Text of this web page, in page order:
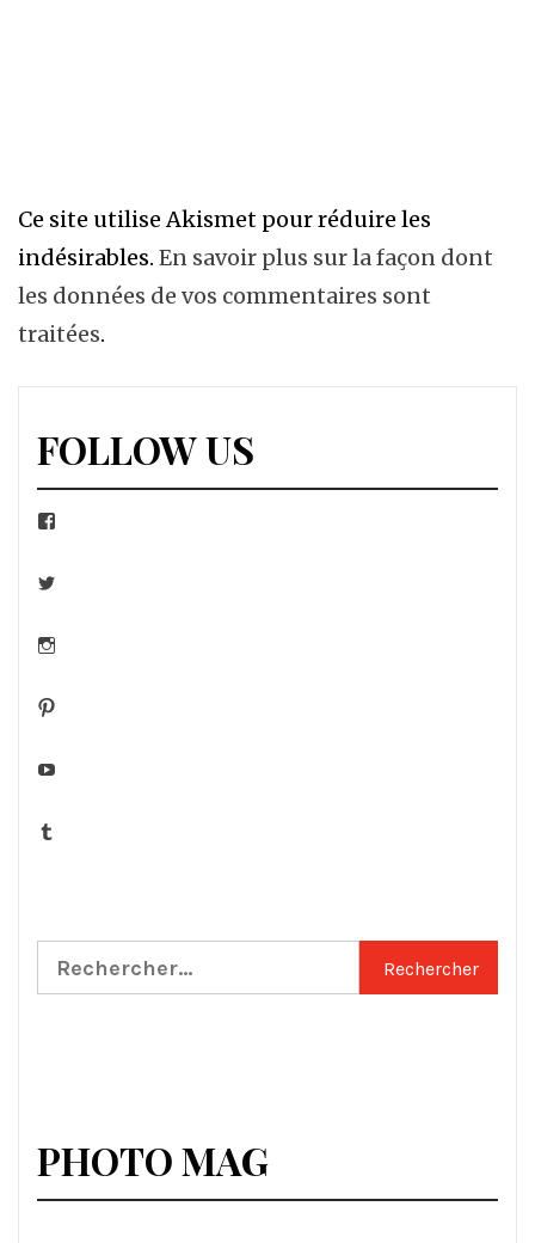
Ce site utilise Akismet pour réduire les
indésirables. En savoir plus sur la façon dont
les données de vos commentaires sont
traitées.
FOLLOW US
Facebook
Twitter
Instagram
Pinterest
YouTube
Tumblr
Rechercher :
PHOTO MAG